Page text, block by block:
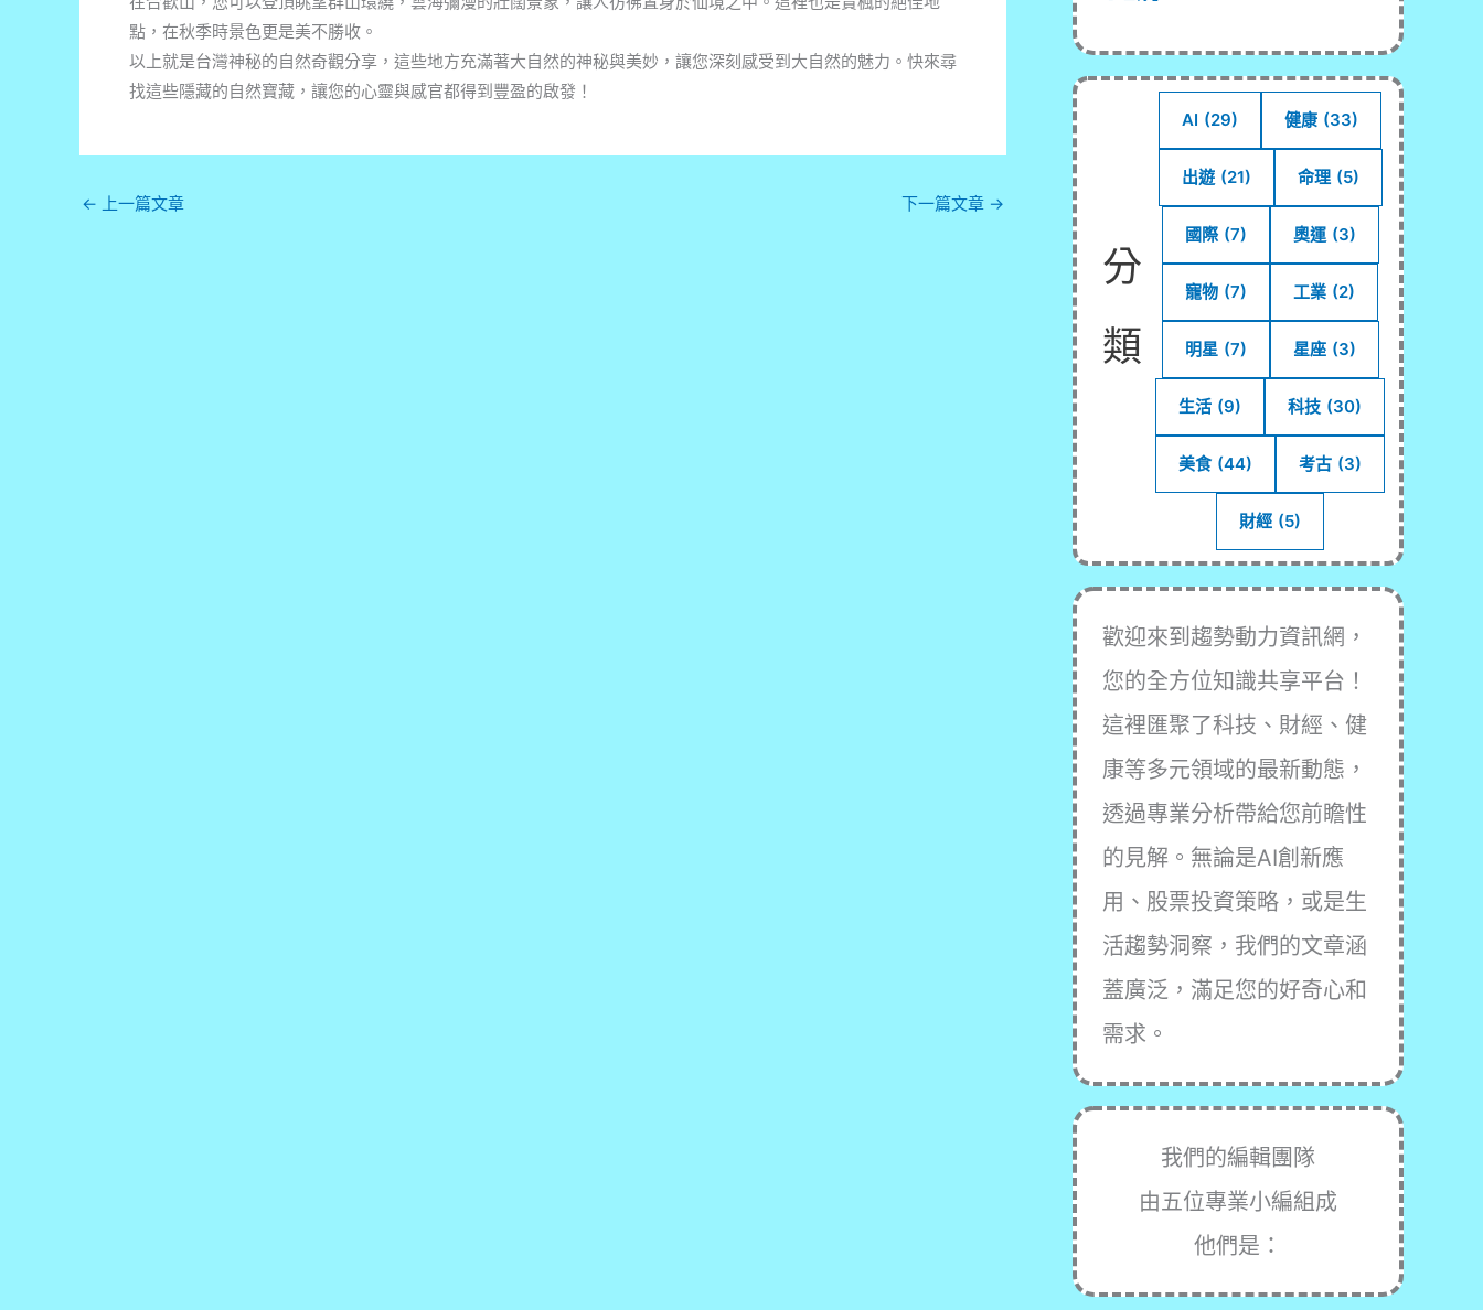
點，在秋季時景色更是美不勝收。
以上就是台灣神秘的自然奇觀分享，這些地方充滿著大自然的神秘與美妙，讓您深刻感受到大自然的魅力。快來尋
找這些隱藏的自然寶藏，讓您的心靈與感官都得到豐盈的啟發！
← 上一篇文章 下一篇文章 →
分
類
AI (29) 健康 (33)
出遊 (21) 命理 (5)
國際 (7) 奧運 (3)
寵物 (7) 工業 (2)
明星 (7) 星座 (3)
生活 (9) 科技 (30)
美食 (44) 考古 (3)
財經 (5)
歡迎來到趨勢動力資訊網，
您的全方位知識共享平台！
這裡匯聚了科技、財經、健
康等多元領域的最新動態，
透過專業分析帶給您前瞻性
的見解。無論是AI創新應
用、股票投資策略，或是生
活趨勢洞察，我們的文章涵
蓋廣泛，滿足您的好奇心和
需求。
我們的編輯團隊
由五位專業小編組成
他們是：